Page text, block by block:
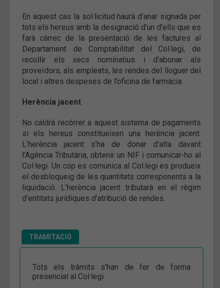
En aquest cas la sol·licitud haurà d’anar signada per
tots els hereus amb la designació d’un d'ells que es
farà càrrec de la presentació de les factures al
Departament de Comptabilitat del Col·legi, de
recollir els xecs nominatius i d’abonar als
proveïdors, als empleats, les rendes del lloguer del
local i altres despeses de l’oficina de farmàcia.
Herència jacent
No caldrà recórrer a aquest sistema de pagaments
si els hereus constitueixen una herència jacent.
L’herència jacent s’ha de donar d’alta davant
l’Agència Tributària, obtenir un NIF i comunicar-ho al
Col·legi. Un cop es comunica al Col·legi es produeix
el desbloqueig de les quantitats corresponents a la
liquidació. L’herència jacent tributarà en el règim
d’entitats jurídiques d’atribució de rendes.
TRAMITACIÓ
Tots els tràmits s’han de fer de forma
presencial al Col·legi.